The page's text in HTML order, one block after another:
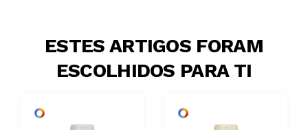
ESTES ARTIGOS FORAM
ESCOLHIDOS PARA TI